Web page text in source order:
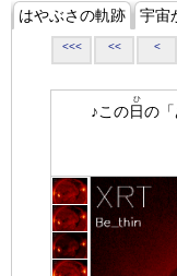
はやぶさの軌跡 宇宙
<<< << <
♪この日
ひ
の「